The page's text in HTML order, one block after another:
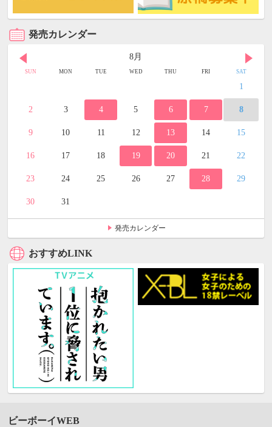
発売カレンダー
8月
SUN MON TUE WED THU FRI SAT
1
2 3 4 5 6 7 8
9 10 11 12 13 14 15
16 17 18 19 20 21 22
23 24 25 26 27 28 29
30 31
発売カレンダー
おすすめLINK
ビーボーイWEB